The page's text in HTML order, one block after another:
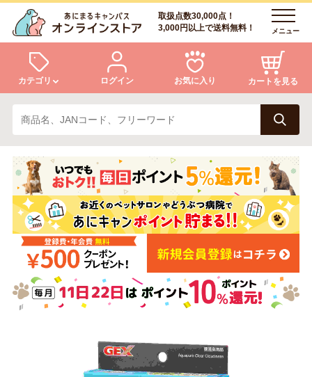
取扱点数30,000点！
3,000円以上で送料無料！
メニュー
カテゴリ
犬 猫
小動物・鳥 アクア・爬虫類・昆虫
ドッグフード キャットフード
美容・ケア用品 服・おさんぽ用品
日用品（デイリー） リビング雑貨
ログイン お気に入り カートを見る
ログイン
会員登録
あにまるキャンパスについて
アフターサービス
商品リクエスト